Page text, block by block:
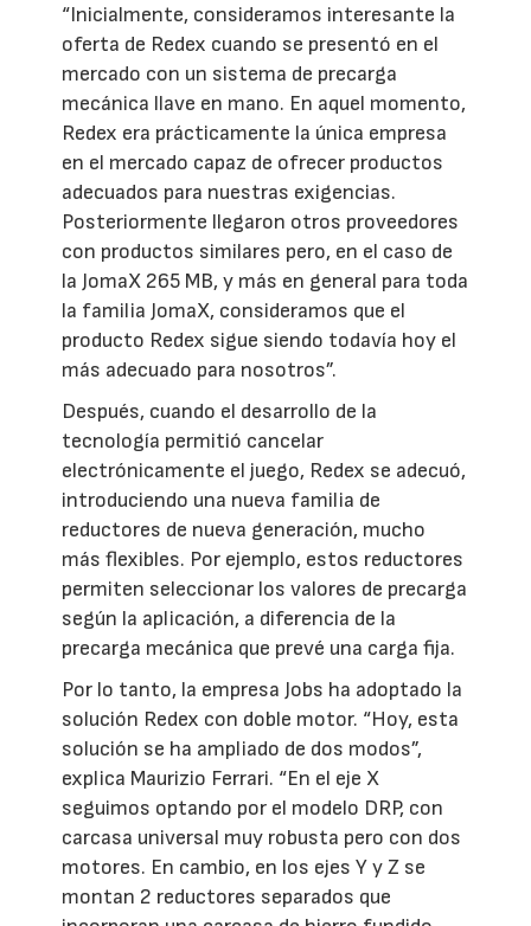
“Inicialmente, consideramos interesante la
oferta de Redex cuando se presentó en el
mercado con un sistema de precarga
mecánica llave en mano. En aquel momento,
Redex era prácticamente la única empresa
en el mercado capaz de ofrecer productos
adecuados para nuestras exigencias.
Posteriormente llegaron otros proveedores
con productos similares pero, en el caso de
la JomaX 265 MB, y más en general para toda
la familia JomaX, consideramos que el
producto Redex sigue siendo todavía hoy el
más adecuado para nosotros”.
Después, cuando el desarrollo de la
tecnología permitió cancelar
electrónicamente el juego, Redex se adecuó,
introduciendo una nueva familia de
reductores de nueva generación, mucho
más flexibles. Por ejemplo, estos reductores
permiten seleccionar los valores de precarga
según la aplicación, a diferencia de la
precarga mecánica que prevé una carga fija.
Por lo tanto, la empresa Jobs ha adoptado la
solución Redex con doble motor. “Hoy, esta
solución se ha ampliado de dos modos”,
explica Maurizio Ferrari. “En el eje X
seguimos optando por el modelo DRP, con
carcasa universal muy robusta pero con dos
motores. En cambio, en los ejes Y y Z se
montan 2 reductores separados que